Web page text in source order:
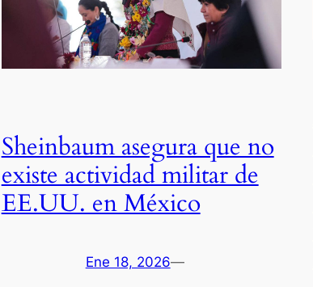
Sheinbaum asegura que no
existe actividad militar de
EE.UU. en México
Ene 18, 2026—